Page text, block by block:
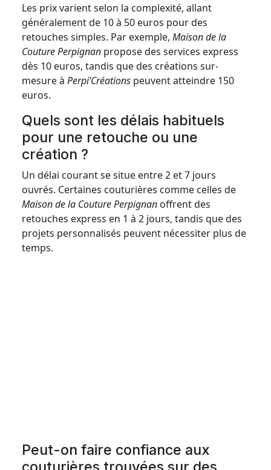
Les prix varient selon la complexité, allant
généralement de 10 à 50 euros pour des
retouches simples. Par exemple, Maison de la
Couture Perpignan propose des services express
dès 10 euros, tandis que des créations sur-
mesure à Perpi’Créations peuvent atteindre 150
euros.
Quels sont les délais habituels
pour une retouche ou une
création ?
Un délai courant se situe entre 2 et 7 jours
ouvrés. Certaines couturières comme celles de
Maison de la Couture Perpignan offrent des
retouches express en 1 à 2 jours, tandis que des
projets personnalisés peuvent nécessiter plus de
temps.
Peut-on faire confiance aux
couturières trouvées sur des